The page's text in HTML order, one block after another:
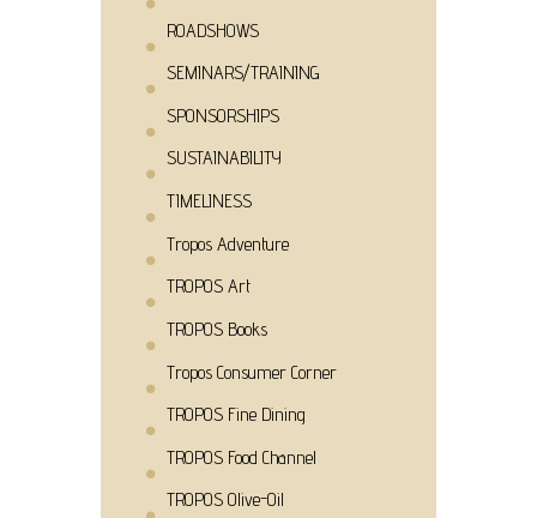
ROADSHOWS
SEMINARS/TRAINING
SPONSORSHIPS
SUSTAINABILITY
TIMELINESS
Tropos Adventure
TROPOS Art
TROPOS Books
Tropos Consumer Corner
TROPOS Fine Dining
TROPOS Food Channel
TROPOS Olive-Oil